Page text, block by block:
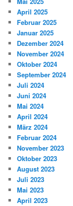
April 2025
Februar 2025
Januar 2025
Dezember 2024
November 2024
Oktober 2024
September 2024
Juli 2024
Juni 2024
Mai 2024
April 2024
März 2024
Februar 2024
November 2023
Oktober 2023
August 2023
Juli 2023
Mai 2023
April 2023